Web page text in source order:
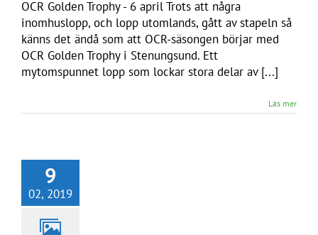
OCR Golden Trophy - 6 april Trots att några
inomhuslopp, och lopp utomlands, gått av stapeln så
känns det ändå som att OCR-säsongen börjar med
OCR Golden Trophy i Stenungsund. Ett
mytomspunnet lopp som lockar stora delar av [...]
Läs mer
9
02, 2019